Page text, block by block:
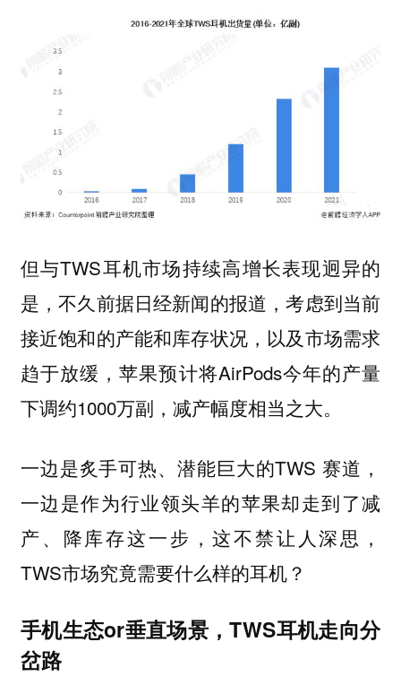
但与TWS耳机市场持续高增长表现迥异的
是，不久前据日经新闻的报道，考虑到当前
接近饱和的产能和库存状况，以及市场需求
趋于放缓，苹果预计将AirPods今年的产量
下调约1000万副，减产幅度相当之大。
一边是炙手可热、潜能巨大的TWS 赛道，
一边是作为行业领头羊的苹果却走到了减
产、降库存这一步，这不禁让人深思，
TWS市场究竟需要什么样的耳机？
手机生态or垂直场景，TWS耳机走向分
岔路